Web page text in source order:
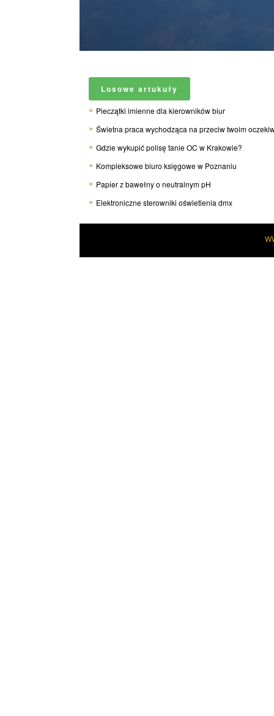
Losowe artukuły
Pieczątki imienne dla kierowników biur
Świetna praca wychodząca na przeciw twoim
Gdzie wykupić polisę tanie OC w Krakowie?
Kompleksowe biuro księgowe w Poznaniu
Papier z bawełny o neutralnym pH
Elektroniczne sterowniki oświetlenia dmx